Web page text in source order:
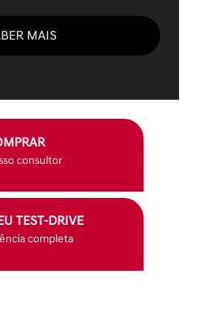
MAIS
consultor
TEST-DRIVE
completa